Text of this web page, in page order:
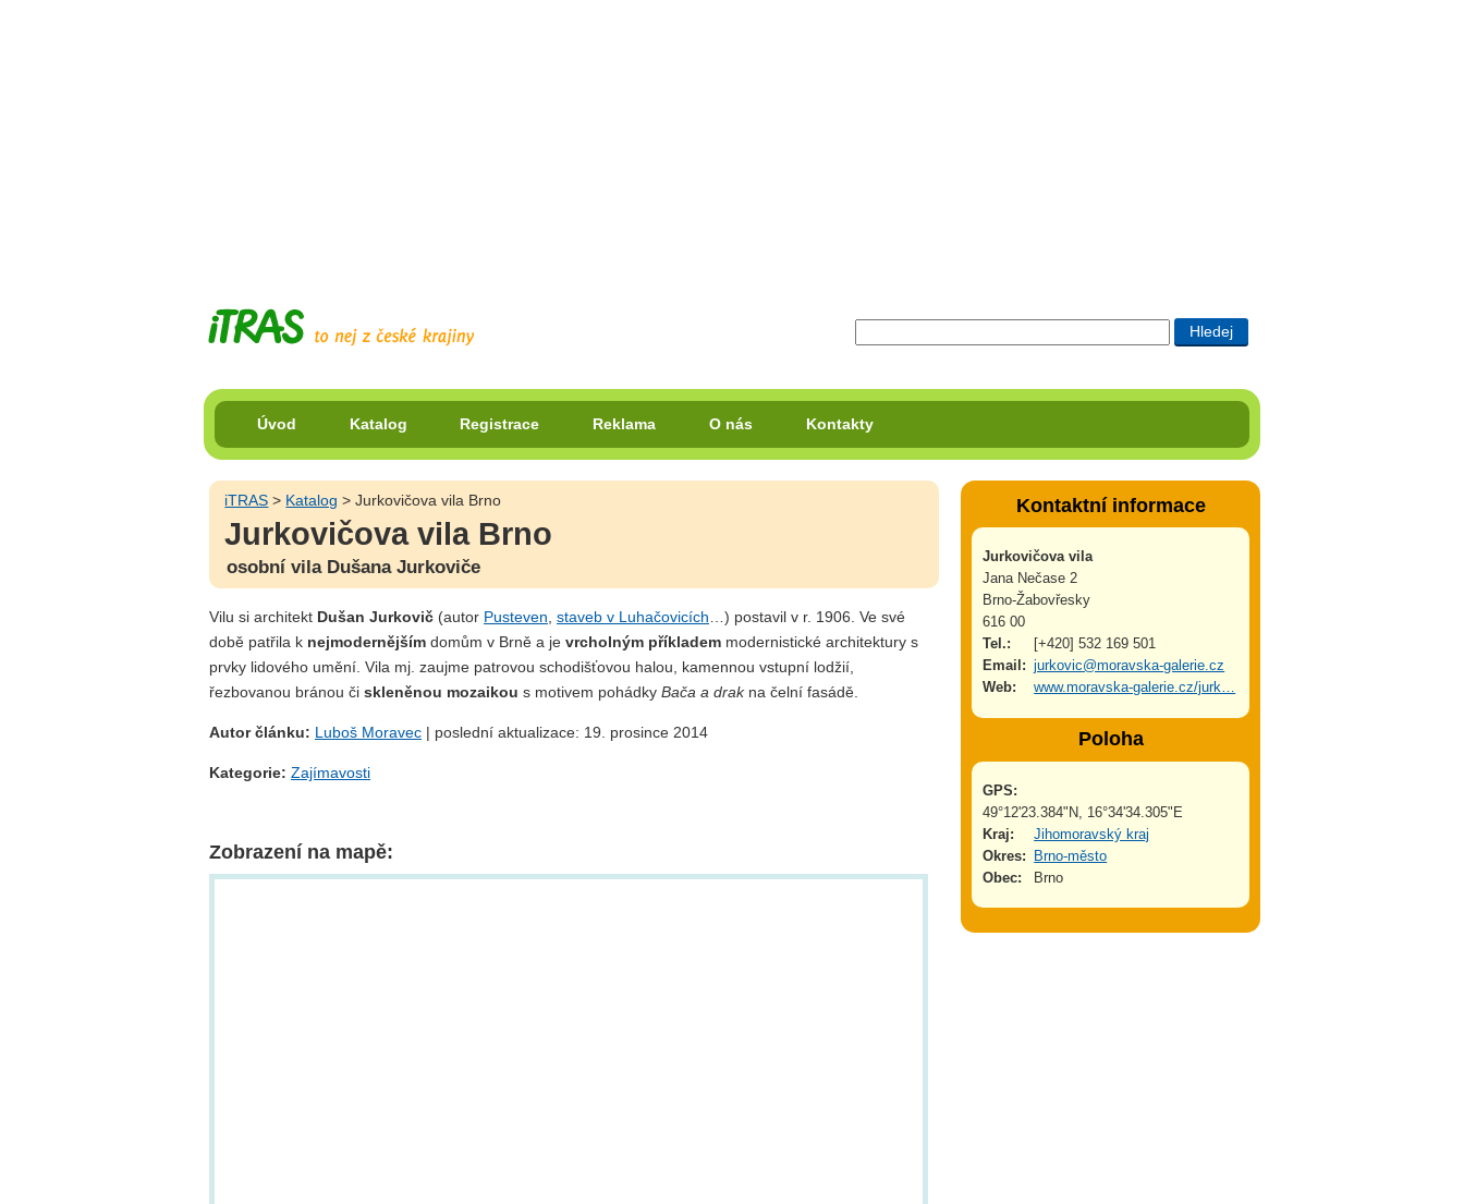
Úvod Katalog Registrace Reklama O nás Kontakty
iTRAS > Katalog > Jurkovičova vila Brno
Jurkovičova vila Brno
osobní vila Dušana Jurkoviče
Vilu si architekt Dušan Jurkovič (autor Pusteven staveb v Luhačovicích …) postavil v r. 1906. Ve své
době patřila k nejmodernějším domům v Brně a je vrcholným příkladem modernistické architektury s
prvky lidového umění. Vila mj. zaujme patrovou schodišťovou halou, kamennou vstupní lodžií,
řezbovanou bránou či skleněnou mozaikou s motivem pohádky Bača a drakna čelní fasádě.
Autor článku: Luboš Moravec | poslední aktualizace: 19. prosince 2014
Kategorie: Zajímavosti
Zobrazení na mapě:
Kontaktní informace
Jurkovičova vila
Jana Nečase 2
Brno-Žabovřesky
616 00
Tel.:
[+420] 532 169 501
Email: jurkovic@moravska-galerie.cz
Web:
www.moravska-galerie.cz/jurk…
Poloha
GPS:
49°12'23.384"N, 16°34'34.305"E
Kraj:
Jihomoravský kraj
Okres:
Brno-město
Obec:
Brno